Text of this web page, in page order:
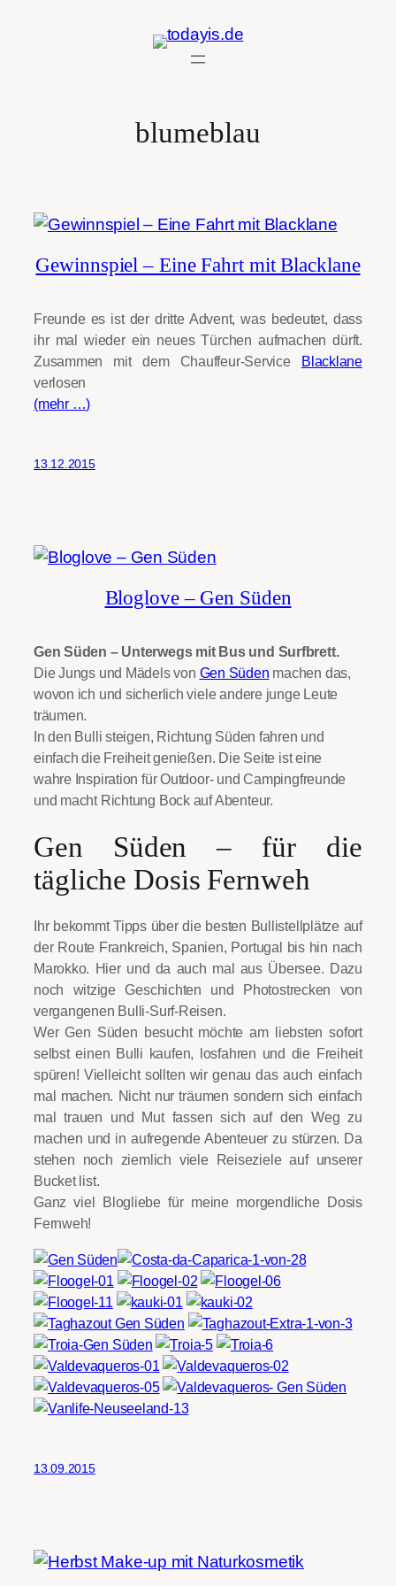
blumeblau
Gewinnspiel – Eine Fahrt mit Blacklane
Freunde es ist der dritte Advent, was bedeutet, dass
ihr mal wieder ein neues Türchen aufmachen dürft.
Zusammen mit dem Chauffeur-Service Blacklane
verlosen
(mehr …)
13.12.2015
Bloglove – Gen Süden
Gen Süden – Unterwegs mit Bus und Surfbrett.
Die Jungs und Mädels von Gen Süden machen das,
wovon ich und sicherlich viele andere junge Leute
träumen.
In den Bulli steigen, Richtung Süden fahren und
einfach die Freiheit genießen. Die Seite ist eine
wahre Inspiration für Outdoor- und Campingfreunde
und macht Richtung Bock auf Abenteur.
Gen Süden – für die
tägliche Dosis Fernweh
Ihr bekommt Tipps über die besten Bullistellplätze auf
der Route Frankreich, Spanien, Portugal bis hin nach
Marokko. Hier und da auch mal aus Übersee. Dazu
noch witzige Geschichten und Photostrecken von
vergangenen Bulli-Surf-Reisen.
Wer Gen Süden besucht möchte am liebsten sofort
selbst einen Bulli kaufen, losfahren und die Freiheit
spüren! Vielleicht sollten wir genau das auch einfach
mal machen. Nicht nur träumen sondern sich einfach
mal trauen und Mut fassen sich auf den Weg zu
machen und in aufregende Abenteuer zu stürzen. Da
stehen noch ziemlich viele Reiseziele auf unserer
Bucket list.
Ganz viel Blogliebe für meine morgendliche Dosis
Fernweh!
13.09.2015